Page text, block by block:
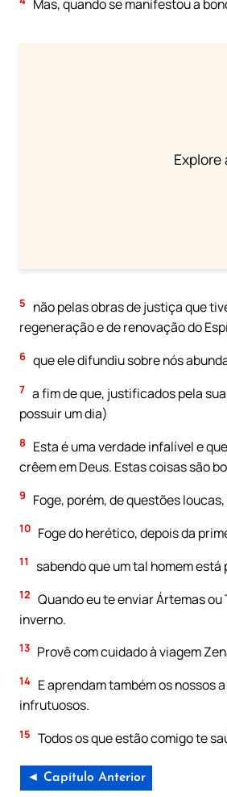
Mas, quando se manifestou a
5
não pelas obras de justiça que
regeneração e de renovação do
6 que ele difundiu sobre nós
7 a fim de que, justificados pela
possuir um dia)
8
Esta é uma verdade infalível e
crêem em Deus. Estas coisas são
9 Foge, porém, de questões
10 Foge do herético, depois da
11 sabendo que um tal homem
12 Quando eu te enviar Ártemas
inverno.
13 Provê com cuidado à viagem
14 E aprendam também os nossos
infrutuosos.
15 Todos os que estão comigo te
◄ Capítulo Anterior